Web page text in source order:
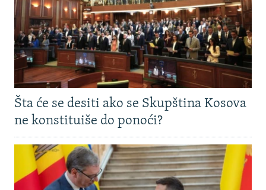
Šta će se desiti ako se Skupština Kosova
ne konstituiše do ponoći?